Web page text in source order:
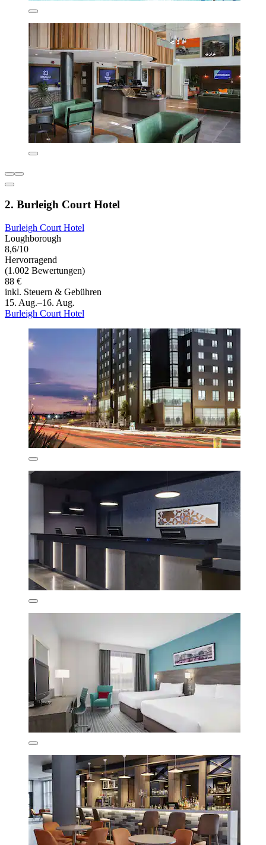
2. Burleigh Court Hotel
Burleigh Court Hotel
Loughborough
8,6/10
Hervorragend
(1.002 Bewertungen)
88 €
inkl. Steuern & Gebühren
15. Aug.–16. Aug.
Burleigh Court Hotel